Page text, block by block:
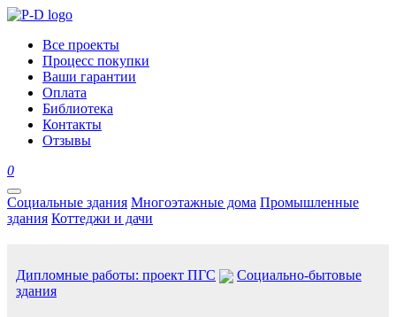
Все проекты
Процесс покупки
Ваши гарантии
Оплата
Библиотека
Контакты
Отзывы
0
Социальные здания Многоэтажные дома Промышленные
здания Коттеджи и дачи
Дипломные работы: проект ПГС
Социально-бытовые
здания